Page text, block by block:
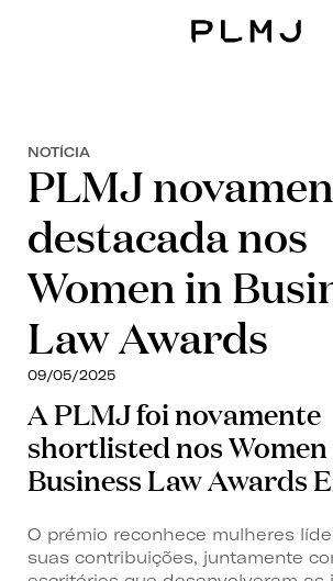
NOTÍCIA
PLMJ
destacada nos
Women in
Law Awards
09/05/2025
A PLMJ foi novamente
shortlisted nos
Business Law Awards
O prémio reconhece mulheres
suas contribuições, juntamente